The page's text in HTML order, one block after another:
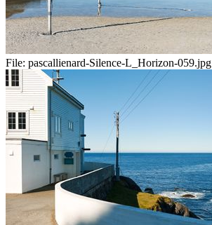
File: pascallienard-Silence-L_Horizon-059.jpg